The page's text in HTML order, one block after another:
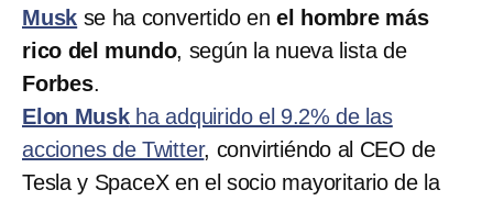
Musk se ha convertido enel hombre más
rico del mundo, según la nueva lista de
Forbes.
Elon Muskha adquirido el 9.2% de las
acciones de Twitter, convirtiéndo al CEO de
Tesla y SpaceX en el socio mayoritario de la